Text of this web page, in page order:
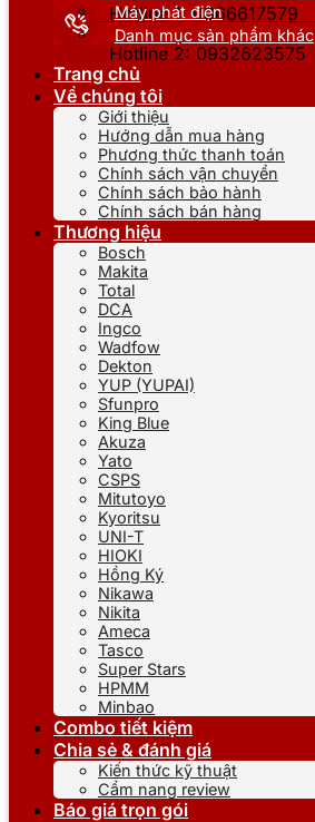
Hotline 1: 0866617579
Hotline 2: 0932623575
Máy phát điện
Danh mục sản phẩm khác
Trang chủ
Về chúng tôi
Giới thiệu
Hướng dẫn mua hàng
Phương thức thanh toán
Chính sách vận chuyển
Chính sách bảo hành
Chính sách bán hàng
Thương hiệu
Bosch
Makita
Total
DCA
Ingco
Wadfow
Dekton
YUP (YUPAI)
Sfunpro
King Blue
Akuza
Yato
CSPS
Mitutoyo
Kyoritsu
UNI-T
HIOKI
Hồng Ký
Nikawa
Nikita
Ameca
Tasco
Super Stars
HPMM
Minbao
Combo tiết kiệm
Chia sẻ & đánh giá
Kiến thức kỹ thuật
Cẩm nang review
Báo giá trọn gói